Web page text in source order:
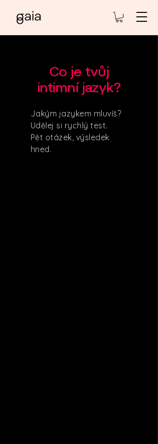
Co je tvůj
intimní jazyk?
Jakým jazykem mluvíš?
Udělej si rychlý test.
Pět otázek, výsledek
hned.